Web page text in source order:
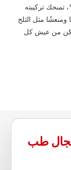
تمنحك تركيبته
ومنعشًا مثل الثلج
من عيش كل
طب